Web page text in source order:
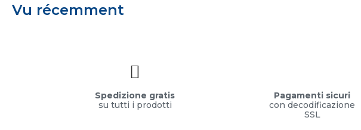
Vu récemment
Spedizione gratis
su tutti i prodotti
Pagamenti sicuri
con decodificazione
SSL